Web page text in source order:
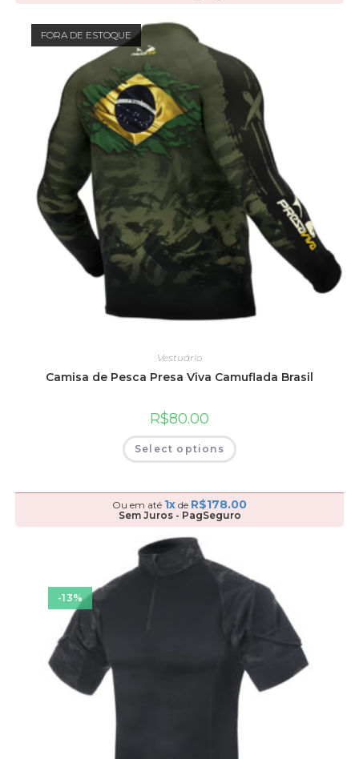
FORA DE ESTOQUE
Vestuário
Camisa de Pesca Presa Viva Camuflada Brasil
R$80.00
Select options
Ou em até 1x de R$178.00
Sem Juros - PagSeguro
-13%